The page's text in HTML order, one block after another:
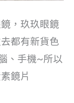
，玖玖眼鏡
都有新貨色
、手機~所以
鏡片